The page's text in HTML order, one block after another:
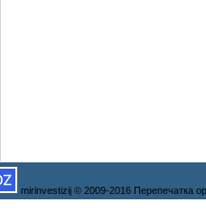
mirinvestizij © 2009-2016 Перепечатка